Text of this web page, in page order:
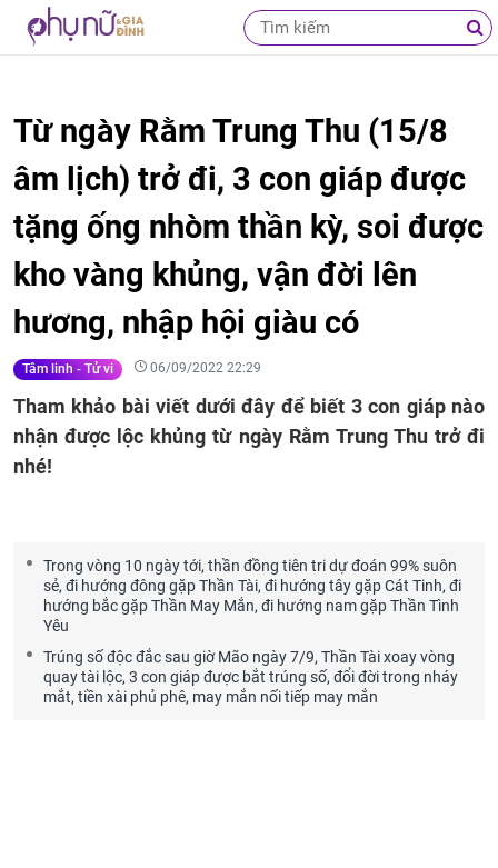
Từ ngày Rằm Trung Thu (15/8
âm lịch) trở đi, 3 con giáp được
tặng ống nhòm thần kỳ, soi được
kho vàng khủng, vận đời lên
hương, nhập hội giàu có
Tâm linh - Tử vi 06/09/2022 22:29
Tham khảo bài viết dưới đây để biết 3 con giáp nào
nhận được lộc khủng từ ngày Rằm Trung Thu trở đi
nhé!
Trong vòng 10 ngày tới, thần đồng tiên tri dự đoán 99% suôn
sẻ, đi hướng đông gặp Thần Tài, đi hướng tây gặp Cát Tinh, đi
hướng bắc gặp Thần May Mắn, đi hướng nam gặp Thần Tình
Yêu
Trúng số độc đắc sau giờ Mão ngày 7/9, Thần Tài xoay vòng
quay tài lộc, 3 con giáp được bắt trúng số, đổi đời trong nháy
mắt, tiền xài phủ phê, may mắn nối tiếp may mắn